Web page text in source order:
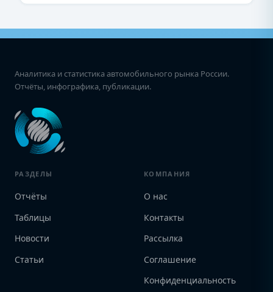
Аналитика и статистика автомобильного рынка России.
Отчёты, инфографика, публикации.
РАЗДЕЛЫ
Отчёты
Таблицы
Новости
Статьи
КОМПАНИЯ
О нас
Контакты
Рассылка
Соглашение
Конфиденциальность